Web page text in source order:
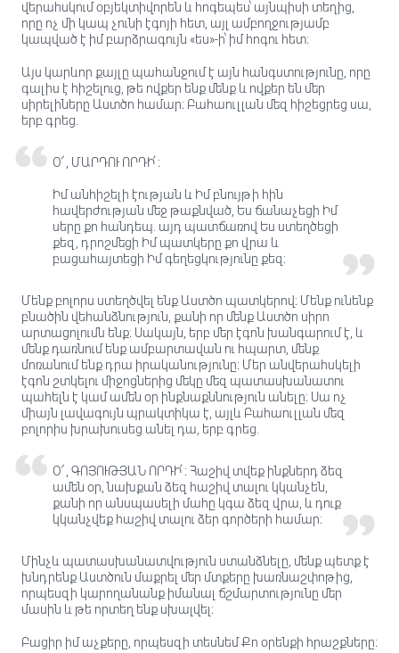
վերահսկում օբյեկտիվորեն և հոգեպես՝ այնպիսի տեղից,
որը ոչ մի կապ չունի էգոյի հետ, այլ ամբողջությամբ
կապված է իմ բարձրագույն «ես»-ի՝ իմ հոգու հետ։
Այս կարևոր քայլը պահանջում է այն հանգստությունը, որը
գալիս է հիշելուց, թե ովքեր ենք մենք և ովքեր են մեր
սիրելիները Աստծո համար։ Բահաուլլան մեզ հիշեցրեց սա,
երբ գրեց.
Օ՜, ՄԱՐԴՈՒ ՈՐԴԻ՛։
Իմ անհիշելի էության և Իմ բնույթի հին
հավերժության մեջ թաքնված, Ես ճանաչեցի Իմ
սերը քո հանդեպ. այդ պատճառով Ես ստեղծեցի
քեզ, դրոշմեցի ​​Իմ պատկերը քո վրա և
բացահայտեցի Իմ գեղեցկությունը քեզ։
Մենք բոլորս ստեղծվել ենք Աստծո պատկերով։ Մենք ունենք
բնածին վեհանձնություն, քանի որ մենք Աստծո սիրո
արտացոլումն ենք։ Սակայն, երբ մեր էգոն խանգարում է, և
մենք դառնում ենք ամբարտավան ու հպարտ, մենք
մոռանում ենք դրա իրականությունը։ Մեր անվերահսկելի
էգոն շտկելու միջոցներից մեկը մեզ պատասխանատու
պահելն է կամ ամեն օր ինքնաքննություն անելը։ Սա ոչ
միայն լավագույն պրակտիկա է, այլև Բահաուլլան մեզ
բոլորիս խրախուսեց անել դա, երբ գրեց.
Օ՜, ԳՈՅՈՒԹՅԱՆ ՈՐԴԻ՛։ Հաշիվ տվեք ինքներդ ձեզ
ամեն օր, նախքան ձեզ հաշիվ տալու կկանչեն,
քանի որ անսպասելի մահը կգա ձեզ վրա, և դուք
կկանչվեք հաշիվ տալու ձեր գործերի համար։
Մինչև պատասխանատվություն ստանձնելը, մենք պետք է
խնդրենք Աստծուն մաքրել մեր մտքերը խառնաշփոթից,
որպեսզի կարողանանք իմանալ ճշմարտությունը մեր
մասին և թե որտեղ ենք սխալվել։
Բացիր իմ աչքերը, որպեսզի տեսնեմ Քո օրենքի հրաշքները։